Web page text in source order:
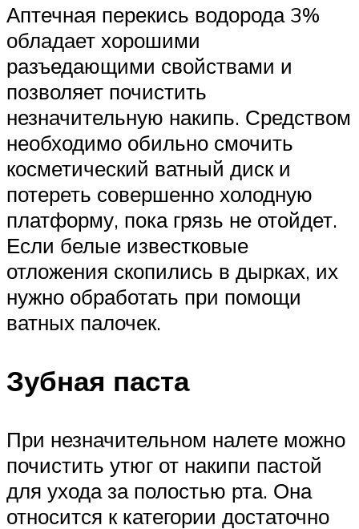
Аптечная перекись водорода 3%
обладает хорошими
разъедающими свойствами и
позволяет почистить
незначительную накипь. Средством
необходимо обильно смочить
косметический ватный диск и
потереть совершенно холодную
платформу, пока грязь не отойдет.
Если белые известковые
отложения скопились в дырках, их
нужно обработать при помощи
ватных палочек.
Зубная паста
При незначительном налете можно
почистить утюг от накипи пастой
для ухода за полостью рта. Она
относится к категории достаточно